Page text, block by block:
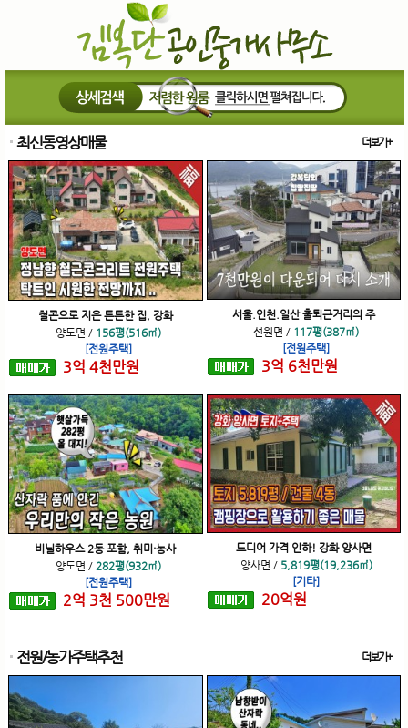
최신동영상매물 더보기+
철콘으로 지은 튼튼한 집, 강화
양도면 / 156평(516㎡)
[전원주택]
3억 4천만원
서울.인천.일산 출퇴근거리의 주
선원면 / 117평(387㎡)
[전원주택]
3억 6천만원
비닐하우스 2동 포함, 취미·농사
양도면 / 282평(932㎡)
[전원주택]
2억 3천 500만원
드디어 가격 인하! 강화 양사면
양사면 / 5,819평(19,236㎡)
[기타]
20억원
전원/농가주택추천 더보기+